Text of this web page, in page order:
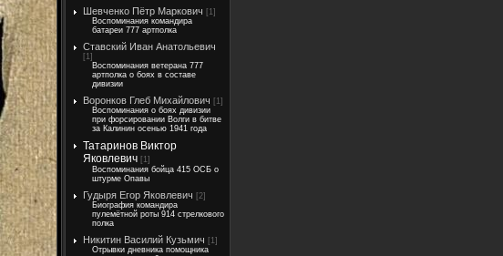
Шевченко Пётр Маркович [1]
Воспоминания командира
батареи 777 артполка
Ставский Иван Анатольевич
[1]
Воспоминания ветерана 777
артполка о боях в составе
дивизии
Воронков Глеб Михайлович [1]
Воспоминания о боях дивизии
при форсировании Волги в битве
за Калинин осенью 1941 года
Татаринов Виктор
Яковлевич [1]
Воспоминания бойца 415 ОСБ о
штурме Опавы
Гудыря Егор Яковлевич [2]
Биография командира
пулемётной роты 914 стрелкового
полка
Никитин Василий Кузьмич [1]
Отрывки дневника помощника